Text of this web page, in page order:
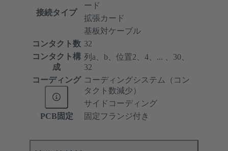
接続タイプ
ード
拡張カード
基板対ケーブル
コンタクト数 32
コンタクト構
成
列a、b、位置2、4、... 、30、
32
コーディング コーディングシステム（コン
タクト数減少）
サイドコーディング
PCB固定
固定フランジ付き